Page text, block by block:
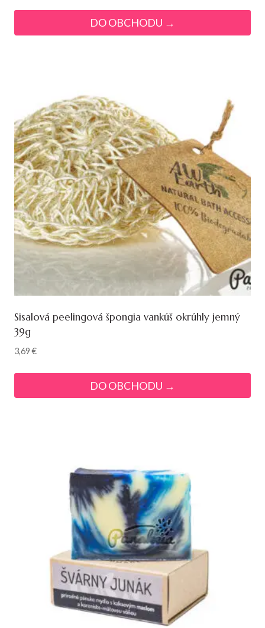
DO OBCHODU →
Sisalová peelingová špongia vankúš okrúhly jemný
39g
3,69€
DO OBCHODU →